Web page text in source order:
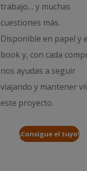
trabajo… y muchas
cuestiones más.
Disponible en papel y
book y, con cada
nos ayudas a seguir
viajando y mantener
este proyecto.
¡Consigue el tuyo!